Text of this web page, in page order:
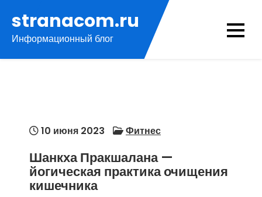
содержимому
stranacom.ru
Информационный блог
10 июня 2023 Фитнес
Шанкха Пракшалана —
йогическая практика очищения
кишечника